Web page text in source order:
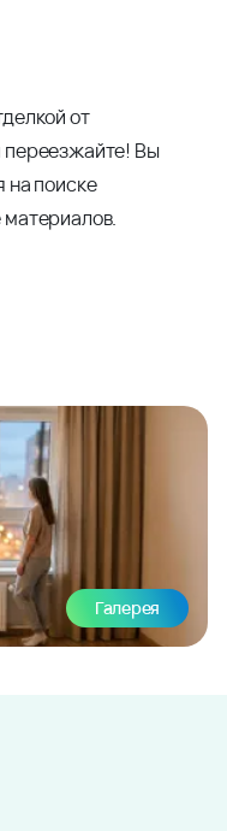
от
переезжайте! Вы
на поиске
материалов.
Галерея